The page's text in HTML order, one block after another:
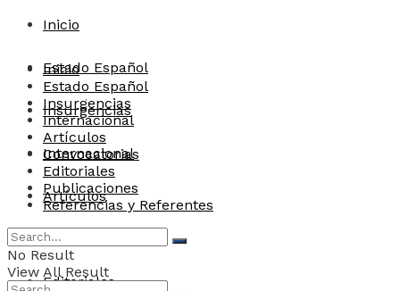
Inicio
Estado Español
Insurgencias
Internacional
Artículos
Convocatorias
Editoriales
Inicio
Estado Español
Insurgencias
Internacional
Artículos
Convocatorias
Editoriales
Publicaciones
Referencias y Referentes
No Result
View All Result